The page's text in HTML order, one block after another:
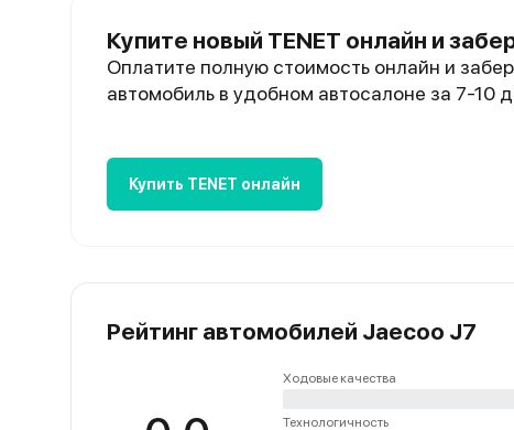
Купите новый TENET онлайн и
Оплатите полную стоимость онлайн и
автомобиль в удобном автосалоне за 7-10
Купить TENET онлайн
Рейтинг автомобилей Jaecoo J7
Ходовые качества
Технологичность